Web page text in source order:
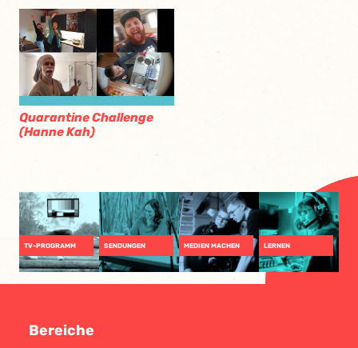
Quarantine Challenge
(Hanne Kah)
TV-PROGRAMM SENDUNGEN MEDIEN MACHEN LERNEN
Bereiche